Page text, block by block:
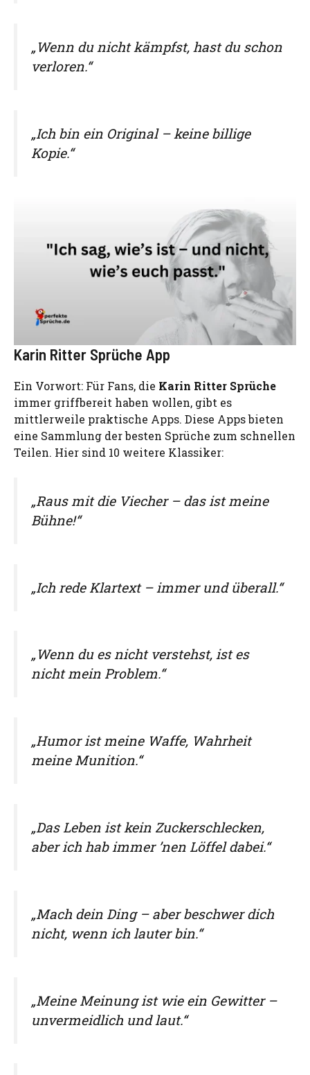
„Wenn du nicht kämpfst, hast du schon
verloren.“
„Ich bin ein Original – keine billige
Kopie.“
Karin Ritter Sprüche App
Ein Vorwort: Für Fans, die Karin Ritter Sprüche
immer griffbereit haben wollen, gibt es
mittlerweile praktische Apps. Diese Apps bieten
eine Sammlung der besten Sprüche zum schnellen
Teilen. Hier sind 10 weitere Klassiker:
„Raus mit die Viecher – das ist meine
Bühne!“
„Ich rede Klartext – immer und überall.“
„Wenn du es nicht verstehst, ist es
nicht mein Problem.“
„Humor ist meine Waffe, Wahrheit
meine Munition.“
„Das Leben ist kein Zuckerschlecken,
aber ich hab immer ’nen Löffel dabei.“
„Mach dein Ding – aber beschwer dich
nicht, wenn ich lauter bin.“
„Meine Meinung ist wie ein Gewitter –
unvermeidlich und laut.“